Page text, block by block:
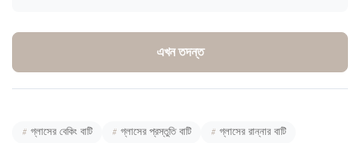
এখন তদন্ত
# গ্লাসের বেকিং বাটি # গ্লাসের প্রস্তুতি বাটি # গ্লাসের রান্নার বাটি